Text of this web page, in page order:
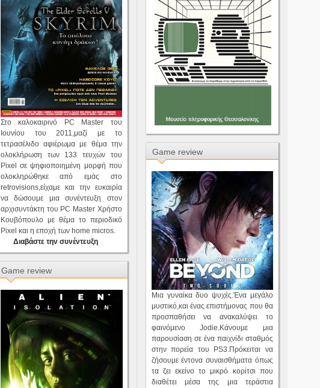
Στο καλοκαιρινό PC Master του
Ιουνίου του 2011,μαζί με το
τετρασέλιδο αφιέρωμα με θέμα την
ολοκλήρωση των 133 τευχών του
Pixel σε ψηφιοποιημένη μορφή που
ολοκληρώθηκε από εμάς στο
retrovisions,είχαμε και την ευκαιρία
να δώσουμε μια συνέντευξη στον
αρχισυντάκτη του PC Master Χρήστο
Κουβόπουλο με θέμα το περιοδικό
Pixel και η εποχή των home micros.
Διαβάστε την συνέντευξη
Game review
Game review
Μια γυναίκα δυο ψυχές.Ένα μεγάλο
μυστικό,και ένας επιστήμονας που θα
προσπαθήσει να ανακαλύψει το
φαινόμενο Jodie.Κάνουμε μια
παρουσίαση σε ένα παιχνίδι σταθμός
στην πορεία του PS3.Πρόκειται να
ζήσουμε έντονα συναισθήματα όπως
τα ζει εκείνο το μικρό κορίτσι που
διαθέτει μέσα της μια τεράστια